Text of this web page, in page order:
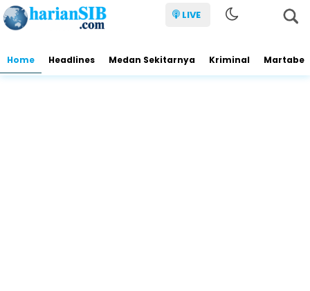
LIVE
Home Headlines Medan Sekitarnya Kriminal Martabe